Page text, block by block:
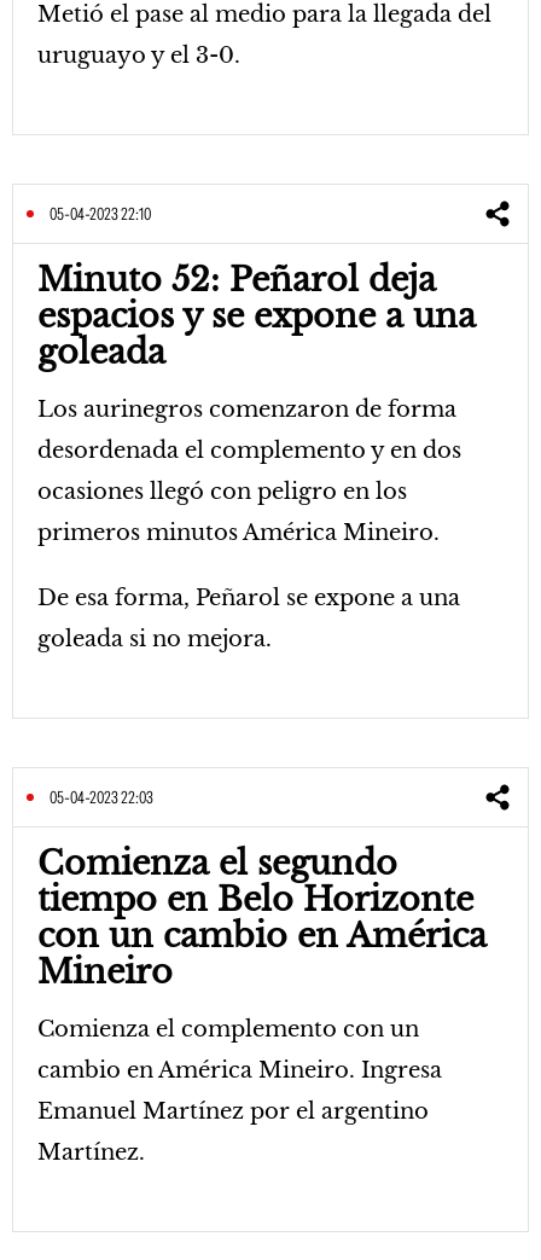
Metió el pase al medio para la llegada del
uruguayo y el 3-0.
05-04-2023 22:10
Minuto 52: Peñarol deja
espacios y se expone a una
goleada
Los aurinegros comenzaron de forma
desordenada el complemento y en dos
ocasiones llegó con peligro en los
primeros minutos América Mineiro.
De esa forma, Peñarol se expone a una
goleada si no mejora.
05-04-2023 22:03
Comienza el segundo
tiempo en Belo Horizonte
con un cambio en América
Mineiro
Comienza el complemento con un
cambio en América Mineiro. Ingresa
Emanuel Martínez por el argentino
Martínez.